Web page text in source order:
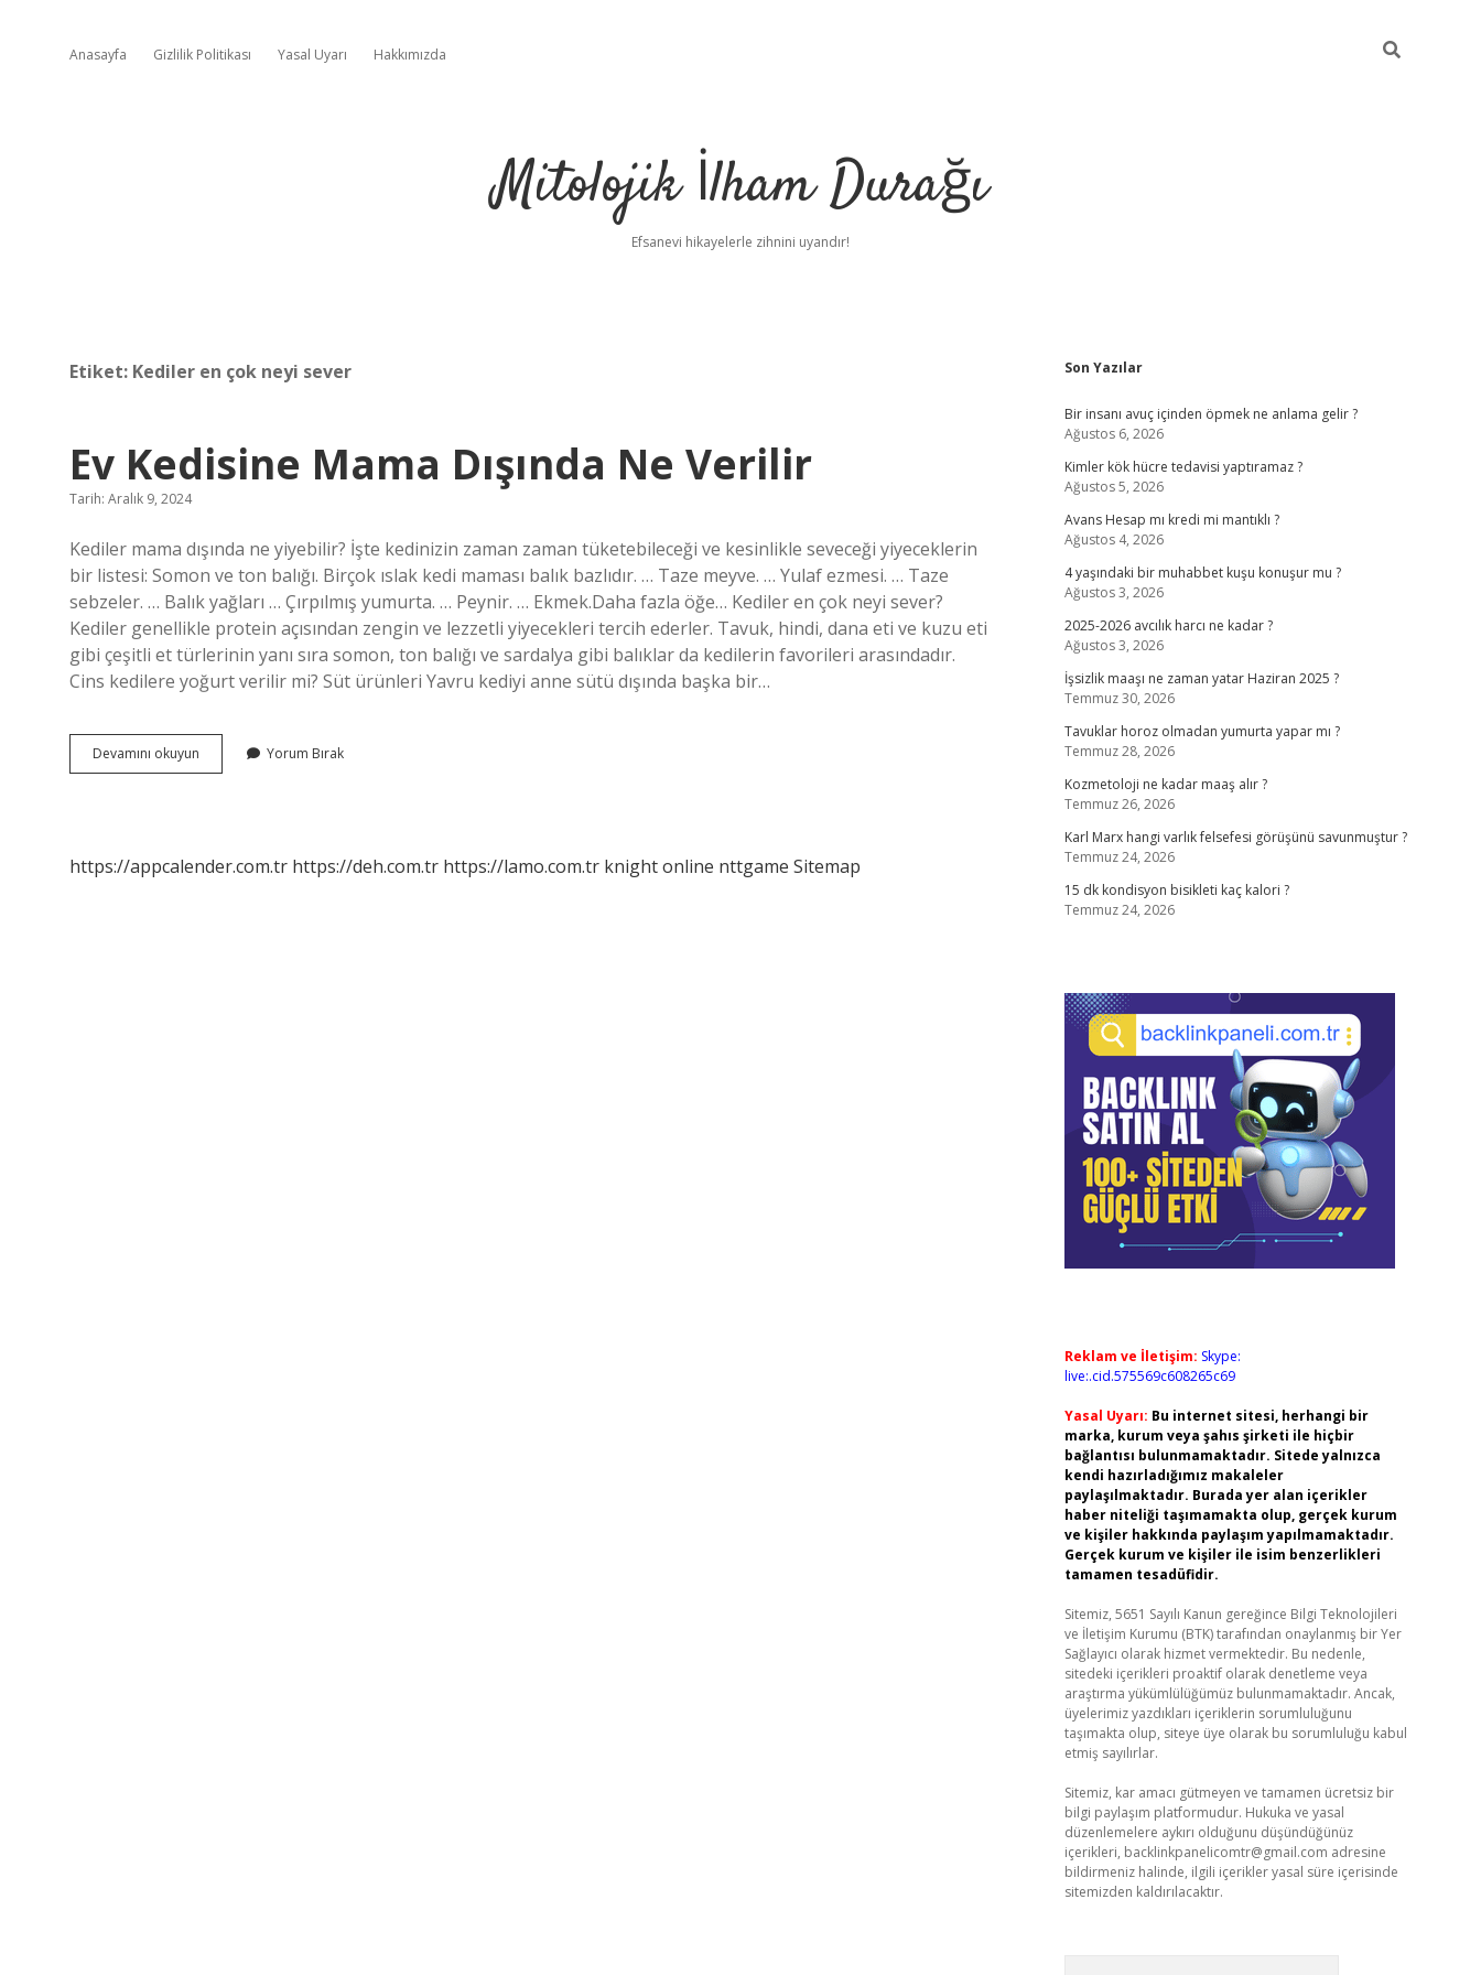
Anasayfa Gizlilik Politikası Yasal Uyarı Hakkımızda
Mitolojik İlham Durağı
Efsanevi hikayelerle zihnini uyandır!
Etiket: Kediler en çok neyi sever
Ev Kedisine Mama Dışında Ne Verilir
Tarih: Aralık 9, 2024
Kediler mama dışında ne yiyebilir? İşte kedinizin zaman zaman tüketebileceği ve kesinlikle seveceği yiyeceklerin
bir listesi: Somon ve ton balığı. Birçok ıslak kedi maması balık bazlıdır. … Taze meyve. … Yulaf ezmesi. … Taze
sebzeler. … Balık yağları … Çırpılmış yumurta. … Peynir. … Ekmek.Daha fazla öğe… Kediler en çok neyi sever?
Kediler genellikle protein açısından zengin ve lezzetli yiyecekleri tercih ederler. Tavuk, hindi, dana eti ve kuzu eti
gibi çeşitli et türlerinin yanı sıra somon, ton balığı ve sardalya gibi balıklar da kedilerin favorileri arasındadır.
Cins kedilere yoğurt verilir mi? Süt ürünleri Yavru kediyi anne sütü dışında başka bir…
Devamını okuyun
Kedisine
Yorum Bırak
https://appcalender.com.tr https://deh.com.tr https://lamo.com.tr knight online nttgame Sitemap
Sidebar
Son Yazılar
Bir insanı avuç içinden öpmek ne anlama gelir ?
Ağustos 6, 2026
Kimler kök hücre tedavisi yaptıramaz ?
Ağustos 5, 2026
Avans Hesap mı kredi mi mantıklı ?
Ağustos 4, 2026
4 yaşındaki bir muhabbet kuşu konuşur mu ?
Ağustos 3, 2026
2025-2026 avcılık harcı ne kadar ?
Ağustos 3, 2026
İşsizlik maaşı ne zaman yatar Haziran 2025 ?
Temmuz 30, 2026
Tavuklar horoz olmadan yumurta yapar mı ?
Temmuz 28, 2026
Kozmetoloji ne kadar maaş alır ?
Temmuz 26, 2026
Karl Marx hangi varlık felsefesi görüşünü savunmuştur ?
Temmuz 24, 2026
15 dk kondisyon bisikleti kaç kalori ?
Temmuz 24, 2026
Reklam ve İletişim: Skype:
live:.cid.575569c608265c69
Yasal Uyarı: Bu internet sitesi, herhangi bir
marka, kurum veya şahıs şirketi ile hiçbir
bağlantısı bulunmamaktadır. Sitede yalnızca
kendi hazırladığımız makaleler
paylaşılmaktadır. Burada yer alan içerikler
haber niteliği taşımamakta olup, gerçek kurum
ve kişiler hakkında paylaşım yapılmamaktadır.
Gerçek kurum ve kişiler ile isim benzerlikleri
tamamen tesadüfidir.
Sitemiz, 5651 Sayılı Kanun gereğince Bilgi Teknolojileri
ve İletişim Kurumu (BTK) tarafından onaylanmış bir Yer
Sağlayıcı olarak hizmet vermektedir. Bu nedenle,
sitedeki içerikleri proaktif olarak denetleme veya
araştırma yükümlülüğümüz bulunmamaktadır. Ancak,
üyelerimiz yazdıkları içeriklerin sorumluluğunu
taşımakta olup, siteye üye olarak bu sorumluluğu kabul
etmiş sayılırlar.
Sitemiz, kar amacı gütmeyen ve tamamen ücretsiz bir
bilgi paylaşım platformudur. Hukuka ve yasal
düzenlemelere aykırı olduğunu düşündüğünüz
içerikleri, backlinkpanelicomtr@gmail.com adresine
bildirmeniz halinde, ilgili içerikler yasal süre içerisinde
sitemizden kaldırılacaktır.